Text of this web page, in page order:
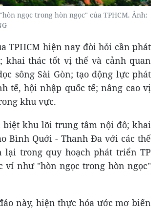
ngọc trong hòn ngọc" của TPHCM. Ảnh:
TPHCM hiện nay đòi hỏi cần phát
khai thác tốt vị thế và cảnh quan
sông Sài Gòn; tạo động lực phát
tế, hội nhập quốc tế; nâng cao vị
khu vực.
biệt khu lõi trung tâm nội đô; khai
Bình Quới - Thanh Đa với các thế
lại trong quy hoạch phát triển TP
ví như "hòn ngọc trong hòn ngọc"
này, hiện thực hóa ước mơ biến